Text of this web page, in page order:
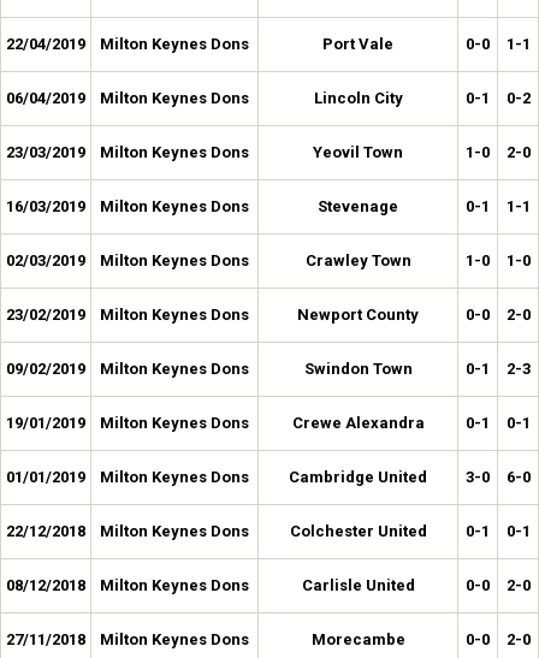
22/04/2019 Milton Keynes Dons Port Vale 0-0 1-1
06/04/2019 Milton Keynes Dons Lincoln City 0-1 0-2
23/03/2019 Milton Keynes Dons Yeovil Town 1-0 2-0
16/03/2019 Milton Keynes Dons Stevenage 0-1 1-1
02/03/2019 Milton Keynes Dons Crawley Town 1-0 1-0
23/02/2019 Milton Keynes Dons Newport County 0-0 2-0
09/02/2019 Milton Keynes Dons Swindon Town 0-1 2-3
19/01/2019 Milton Keynes Dons Crewe Alexandra 0-1 0-1
01/01/2019 Milton Keynes Dons Cambridge United 3-0 6-0
22/12/2018 Milton Keynes Dons Colchester United 0-1 0-1
08/12/2018 Milton Keynes Dons Carlisle United 0-0 2-0
27/11/2018 Milton Keynes Dons Morecambe 0-0 2-0